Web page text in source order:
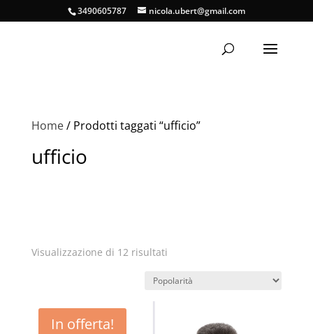
3490605787 nicola.ubert@gmail.com
Home/ Prodotti taggati “ufficio”
ufficio
Visualizzazione di 12 risultatiPopolarità
In offerta!